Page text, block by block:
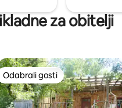
za obitelji
Odabrali gosti
Odabrali gosti